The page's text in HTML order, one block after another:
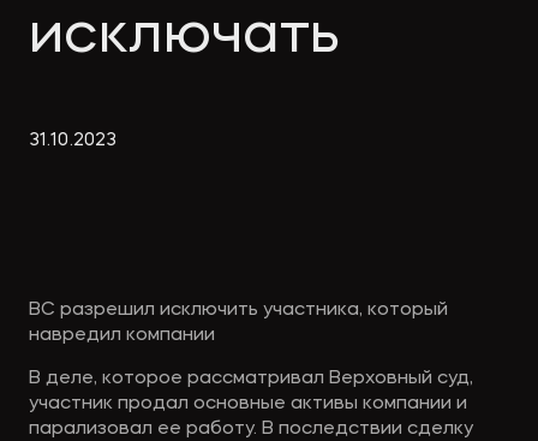
исключать
31.10.2023
ВС разрешил исключить участника, который
навредил компании
В деле, которое рассматривал Верховный суд,
участник продал основные активы компании и
парализовал ее работу. В последствии сделку